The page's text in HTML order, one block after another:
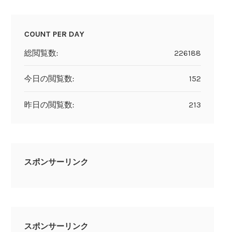
COUNT PER DAY
226188
総閲覧数:
152
今日の閲覧数:
213
昨日の閲覧数:
スポンサーリンク
スポンサーリンク